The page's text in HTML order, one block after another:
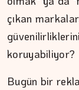
çıkan
koruyabiliyor?
Bugün bir
İPEK KOCAMAN
Kitap kafenin